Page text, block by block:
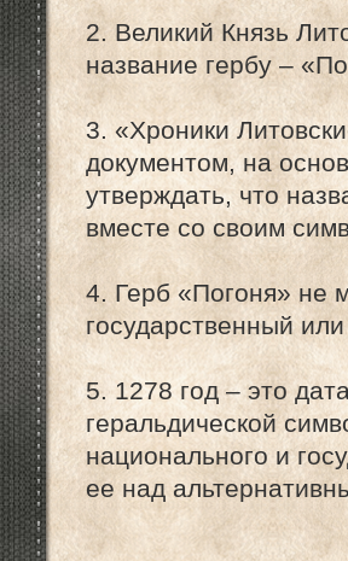
2. Великий Князь
название гербу –
3. «Хроники
документом, на
утверждать, что
вместе со своим
4. Герб «Погоня» не
государственный
5. 1278 год – это
геральдической
национального и
ее над